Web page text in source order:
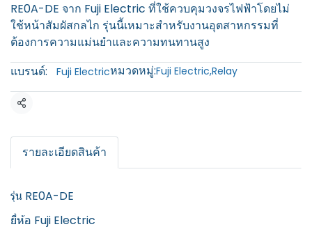
RE0A-DE จาก Fuji Electric ที่ใช้ควบคุมวงจรไฟฟ้าโดยไม่
ใช้หน้าสัมผัสกลไก รุ่นนี้เหมาะสำหรับงานอุตสาหกรรมที่
ต้องการความแม่นยำและความทนทานสูง
แบรนด์:
Fuji Electricหมวดหมู่:Fuji Electric,Relay
แชร์
รายละเอียดสินค้า
รุ่น RE0A-DE
ยี่ห้อ Fuji Electric